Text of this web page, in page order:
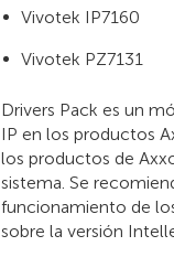
Vivotek IP7160
Vivotek PZ7131
Drivers Pack es un
IP en los productos
los productos de
sistema. Se
funcionamiento de
sobre la versión